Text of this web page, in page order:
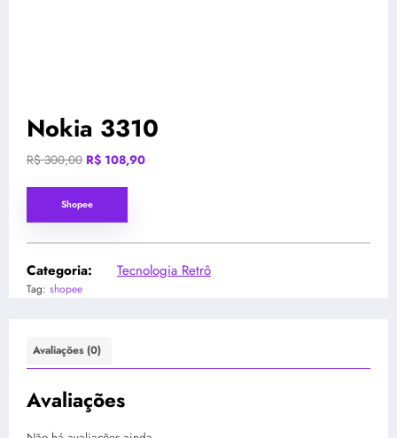
Nokia 3310
R$300,00 O
R$ 108,90O
Shopee
Categoria: Tecnologia Retrô
Tag: shopee
Avaliações (0)
Avaliações